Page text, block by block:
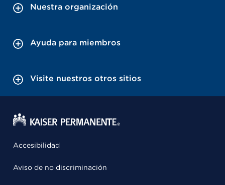
Nuestra organización
Ayuda para miembros
Visite nuestros otros sitios
Accesibilidad
Aviso de no discriminación